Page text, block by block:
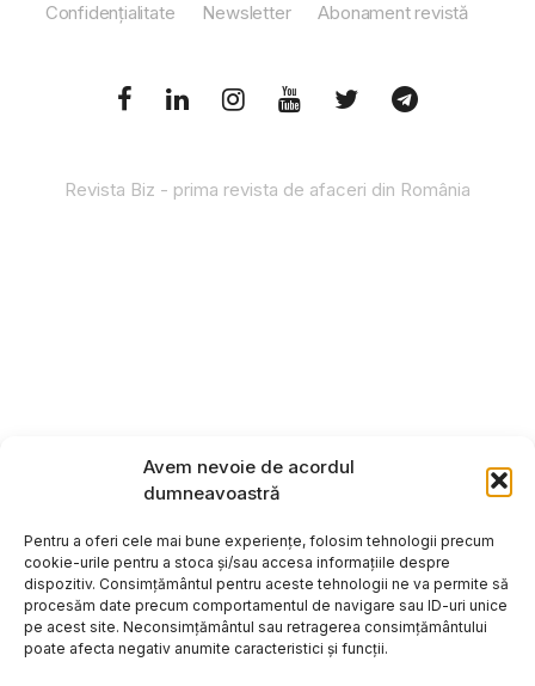
Avem nevoie de acordul
dumneavoastră
Pentru a oferi cele mai bune experiențe, folosim tehnologii precum
cookie-urile pentru a stoca și/sau accesa informațiile despre
dispozitiv. Consimțământul pentru aceste tehnologii ne va permite să
procesăm date precum comportamentul de navigare sau ID-uri unice
pe acest site. Neconsimțământul sau retragerea consimțământului
poate afecta negativ anumite caracteristici și funcții.
Confidențialitate
Newsletter Abonament revistă
Revista Biz - prima revista de afaceri din România